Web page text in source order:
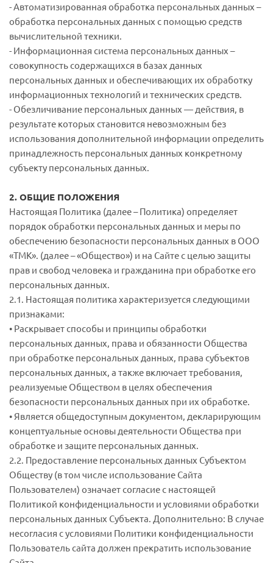
- Автоматизированная обработка персональных данных –
обработка персональных данных с помощью средств
вычислительной техники.
- Информационная система персональных данных –
совокупность содержащихся в базах данных
персональных данных и обеспечивающих их обработку
информационных технологий и технических средств.
- Обезличивание персональных данных — действия, в
результате которых становится невозможным без
использования дополнительной информации определить
принадлежность персональных данных конкретному
субъекту персональных данных.
2. ОБЩИЕ ПОЛОЖЕНИЯ
Настоящая Политика (далее – Политика) определяет
порядок обработки персональных данных и меры по
обеспечению безопасности персональных данных в ООО
«ТМК». (далее – «Общество») и на Сайте с целью защиты
прав и свобод человека и гражданина при обработке его
персональных данных.
2.1. Настоящая политика характеризуется следующими
признаками:
• Раскрывает способы и принципы обработки
персональных данных, права и обязанности Общества
при обработке персональных данных, права субъектов
персональных данных, а также включает требования,
реализуемые Обществом в целях обеспечения
безопасности персональных данных при их обработке.
• Является общедоступным документом, декларирующим
концептуальные основы деятельности Общества при
обработке и защите персональных данных.
2.2. Предоставление персональных данных Субъектом
Обществу (в том числе использование Сайта
Пользователем) означает согласие с настоящей
Политикой конфиденциальности и условиями обработки
персональных данных Субъекта. Дополнительно: В случае
несогласия с условиями Политики конфиденциальности
Пользователь сайта должен прекратить использование